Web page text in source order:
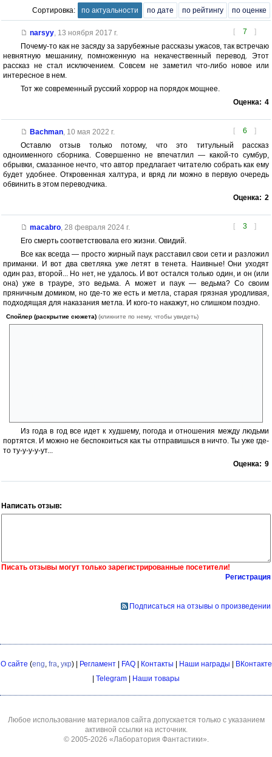
Сортировка: по актуальности по дате по рейтингу по оценке
[ 7 ]
narsyy, 13 ноября 2017 г.
Почему-то как не засяду за зарубежные рассказы ужасов, так встречаю
невнятную мешанину, помноженную на некачественный перевод. Этот
рассказ не стал исключением. Совсем не заметил что-либо новое или
интересное в нем.
Тот же современный русский хоррор на порядок мощнее.
Оценка: 4
[ 6 ]
Bachman, 10 мая 2022 г.
Оставлю отзыв только потому, что это титульный рассказ
одноименного сборника. Совершенно не впечатлил — какой-то сумбур,
обрывки, смазанное нечто, что автор предлагает читателю собрать как ему
будет удобнее. Откровенная халтура, и вряд ли можно в первую очередь
обвинить в этом переводчика.
Оценка: 2
[ 3 ]
macabro, 28 февраля 2024 г.
Его смерть соответствовала его жизни. Овидий.
Все как всегда — просто жирный паук расставил свои сети и разложил
приманки. И вот два светляка уже летят в тенета. Наивные! Они уходят
один раз, второй... Но нет, не удалось. И вот остался только один, и он (или
она) уже в трауре, это ведьма. А может и паук — ведьма? Со своим
пряничным домиком, но где-то же есть и метла, старая грязная уродливая,
подходящая для наказания метла. И кого-то накажут, но слишком поздно.
Спойлер (раскрытие сюжета) (кликните по нему, чтобы увидеть)
Из года в год все идет к худшему, погода и отношения между людьми
портятся. И можно не беспокоиться как ты отправишься в ничто. Ты уже где-
то ту-у-у-у-ут...
Оценка: 9
Написать отзыв:
Писать отзывы могут только зарегистрированные посетители!
Регистрация
Подписаться на отзывы о произведении
О сайте (eng fra укр) | Регламент| FAQ| Контакты | Наши награды | ВКонтакте
| Telegram | Наши товары
Любое использование материалов сайта допускается только с указанием
активной ссылки на источник.
© 2005-2026 «Лаборатория Фантастики»